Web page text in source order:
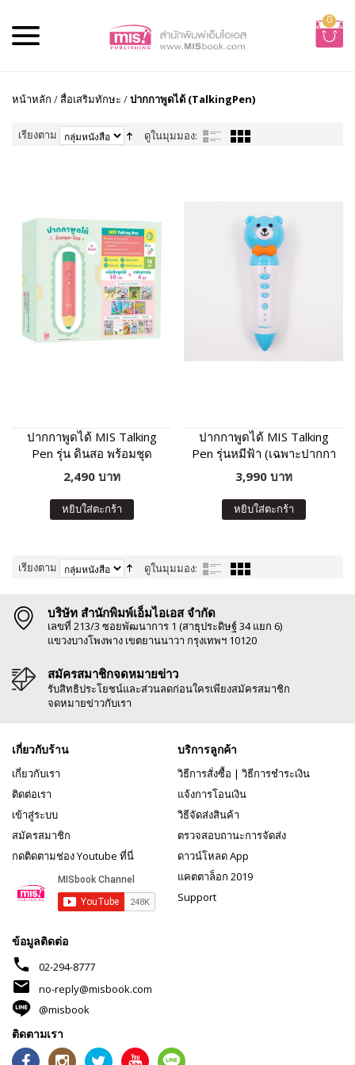
0
หน้าหลัก /สื่อเสริมทักษะ /ปากกาพูดได้ (TalkingPen)
เรียงตาม ดูในมุมมอง:
ปากกาพูดได้ MIS Talking
Pen รุ่น ดินสอ พร้อมชุด
หนังสือเสริมภาษา พัฒนา IQ
2,490 บาท
หยิบใส่ตะกร้า
ปากกาพูดได้ MIS Talking
Pen รุ่นหมีฟ้า (เฉพาะปากกา
พูดได้ ไม่มีหนังสือในชุด)
3,990 บาท
หยิบใส่ตะกร้า
เรียงตาม ดูในมุมมอง:
บริษัท สำนักพิมพ์เอ็มไอเอส จำกัด
เลขที่ 213/3 ซอยพัฒนาการ 1 (สาธุประดิษฐ์ 34 แยก 6)
แขวงบางโพงพาง เขตยานนาวา กรุงเทพฯ 10120
สมัครสมาชิกจดหมายข่าว
รับสิทธิประโยชน์และส่วนลดก่อนใครเพียงสมัครสมาชิก
จดหมายข่าวกับเรา
เกี่ยวกับร้าน
เกี่ยวกับเรา
ติดต่อเรา
เข้าสู่ระบบ
สมัครสมาชิก
กดติดตามช่อง Youtube ที่นี่
บริการลูกค้า
วิธีการสั่งซื้อ | วิธีการชำระเงิน
แจ้งการโอนเงิน
วิธีจัดส่งสินค้า
ตรวจสอบถานะการจัดส่ง
ดาวน์โหลด App
แคตตาล็อก 2019
Support
ข้อมูลติดต่อ
phone 02-294-8777
mail
no-reply@misbook.com
@misbook
ติดตามเรา